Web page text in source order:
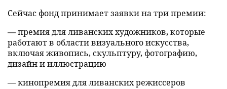
Сейчас фонд принимает заявки на три премии:
— премия для ливанских художников, которые
работают в области визуального искусства,
включая живопись, скульптуру, фотографию,
дизайн и иллюстрацию
— кинопремия для ливанских режиссеров